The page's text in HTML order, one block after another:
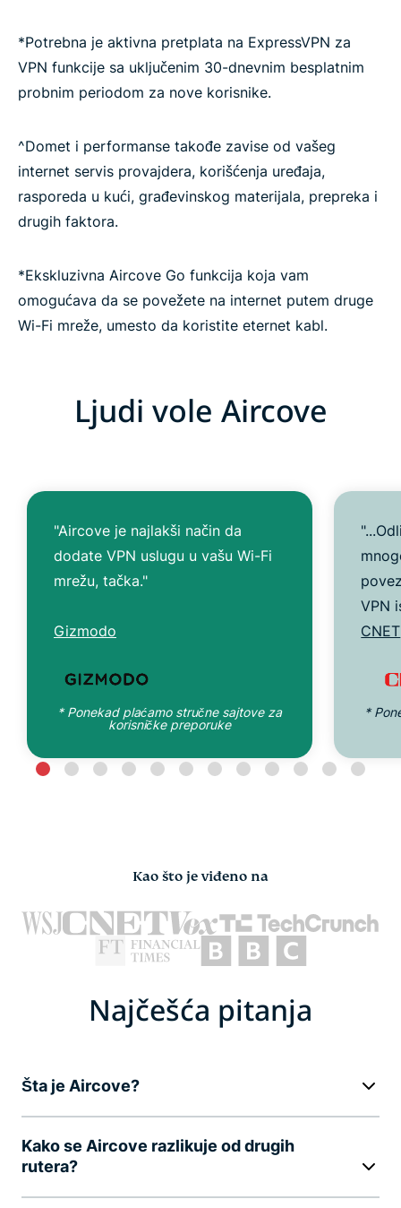
*Potrebna je aktivna pretplata na ExpressVPN za
VPN funkcije sa uključenim 30-dnevnim besplatnim
probnim periodom za nove korisnike.
^Domet i performanse takođe zavise od vašeg
internet servis provajdera, korišćenja uređaja,
rasporeda u kući, građevinskog materijala, prepreka i
drugih faktora.
*Ekskluzivna Aircove Go funkcija koja vam
omogućava da se povežete na internet putem druge
Wi-Fi mreže, umesto da koristite eternet kabl.
Ljudi vole Aircove
"Aircove je najlakši način da
dodate VPN uslugu u vašu Wi-Fi
mrežu, tačka."
Gizmodo
* Ponekad plaćamo stručne sajtove za
korisničke preporuke
VPN
CNET
*
Kao što je viđeno na
Najčešća pitanja
Šta je Aircove?
Kako se Aircove razlikuje od drugih
rutera?